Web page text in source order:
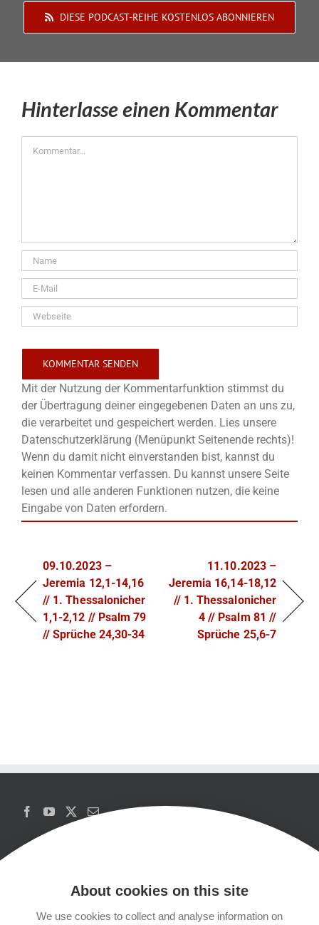
DIESE PODCAST-REIHE KOSTENLOS ABONNIEREN
Hinterlasse einen Kommentar
Mit der Nutzung der Kommentarfunktion stimmst du
der Übertragung deiner eingegebenen Daten an uns zu,
die verarbeitet und gespeichert werden. Lies unsere
Datenschutzerklärung (Menüpunkt Seitenende rechts)!
Wenn du damit nicht einverstanden bist, kannst du
keinen Kommentar verfassen. Du kannst unsere Seite
lesen und alle anderen Funktionen nutzen, die keine
Eingabe von Daten erfordern.
09.10.2023 –
Jeremia 12,1-14,16
// 1. Thessalonicher
1,1-2,12 // Psalm 79
// Sprüche 24,30-34
11.10.2023 –
Jeremia 16,14-18,12
// 1. Thessalonicher
4 // Psalm 81 //
Sprüche 25,6-7
About cookies on this site
We use cookies to collect and analyse information on